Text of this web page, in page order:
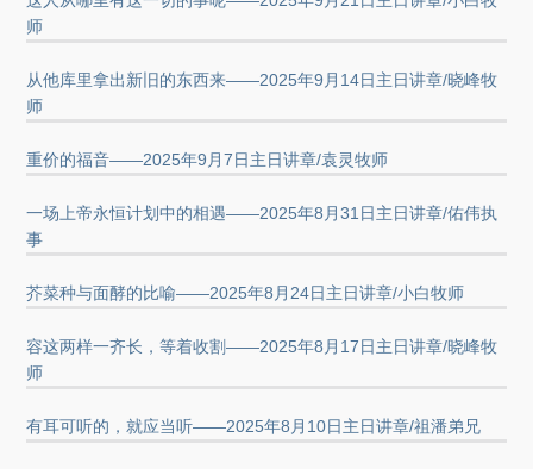
师
从他库里拿出新旧的东西来——2025年9月14日主日讲章/晓峰牧
师
重价的福音——2025年9月7日主日讲章/袁灵牧师
一场上帝永恒计划中的相遇——2025年8月31日主日讲章/佑伟执
事
芥菜种与面酵的比喻——2025年8月24日主日讲章/小白牧师
容这两样一齐长，等着收割——2025年8月17日主日讲章/晓峰牧
师
有耳可听的，就应当听——2025年8月10日主日讲章/祖潘弟兄